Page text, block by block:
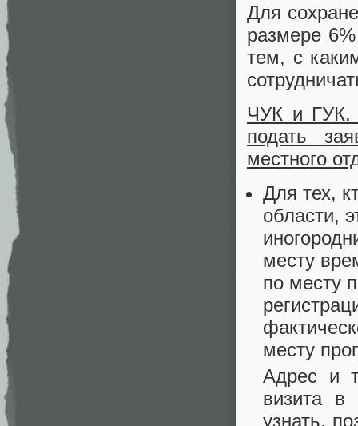
Для
размере
тем, с
ЧУК и ГУК.
подать
местного
Для тех,
области,
месту
по месту
месту
Адрес и
визита в
узнать,